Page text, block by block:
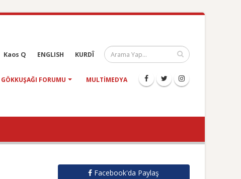
Kaos Q ENGLISH KURDÎ
GÖKKUŞAĞI FORUMU MULTIMEDYA
Facebook'da Paylaş